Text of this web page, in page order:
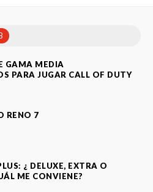
GAMA MEDIA
PARA JUGAR CALL OF DUTY
RENO 7
¿ DELUXE, EXTRA O
ME CONVIENE?